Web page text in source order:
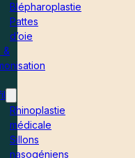
Blépharoplastie
Pattes
d’oie
&
Rhinoplastie
médicale
Sillons
nasogéniens